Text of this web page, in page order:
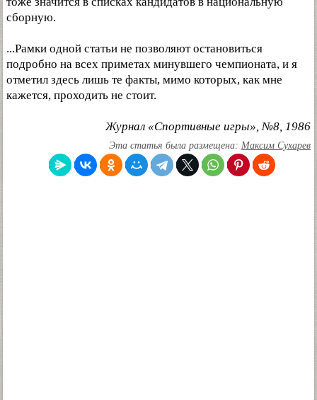
сборную.
...Рамки одной статьи не позволяют остановиться
подробно на всех приметах минувшего чемпионата, и я
отметил здесь лишь те факты, мимо которых, как мне
кажется, проходить не стоит.
Журнал «Спортивные игры», №8, 1986
Эта статья была размещена: Максим Сухарев